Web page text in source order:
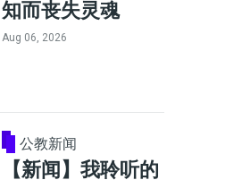
知而丧失灵魂
Aug 06, 2026
公教新闻
【新闻】我聆听的